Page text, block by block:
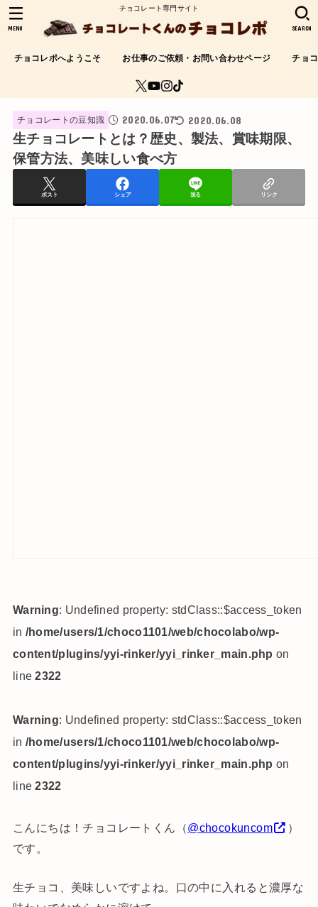
チョコレート専門サイト
チョコレポへようこそ お仕事のご依頼・お問い合わせページ チョ
SEARCH
MENU
チョコレートの豆知識 2020.06.07 2020.06.08
生チョコレートとは？歴史、製法、賞味期限、
保管方法、美味しい食べ方
ポスト シェア 送る リンク
Warning: Undefined property: stdClass::$access_token
in /home/users/1/choco1101/web/chocolabo/wp-
content/plugins/yyi-rinker/yyi_rinker_main.php on
line2322
Warning: Undefined property: stdClass::$access_token
in /home/users/1/choco1101/web/chocolabo/wp-
content/plugins/yyi-rinker/yyi_rinker_main.php on
line2322
こんにちは！チョコレートくん（@chocokuncom
）
です。
生チョコ、美味しいですよね。口の中に入れると濃厚な